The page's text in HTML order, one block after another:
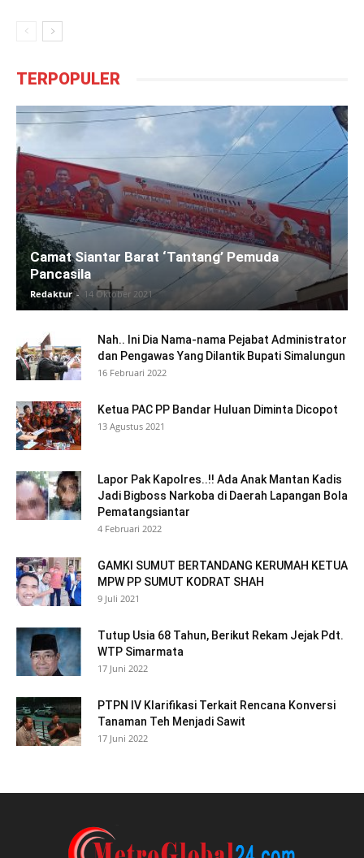
TERPOPULER
Camat Siantar Barat ‘Tantang’ Pemuda
Pancasila
Redaktur - 14 Oktober 2021
Nah.. Ini Dia Nama-nama Pejabat Administrator
dan Pengawas Yang Dilantik Bupati Simalungun
16 Februari 2022
Ketua PAC PP Bandar Huluan Diminta Dicopot
13 Agustus 2021
Lapor Pak Kapolres..!! Ada Anak Mantan Kadis
Jadi Bigboss Narkoba di Daerah Lapangan Bola
Pematangsiantar
4 Februari 2022
GAMKI SUMUT BERTANDANG KERUMAH KETUA
MPW PP SUMUT KODRAT SHAH
9 Juli 2021
Tutup Usia 68 Tahun, Berikut Rekam Jejak Pdt.
WTP Simarmata
17 Juni 2022
PTPN IV Klarifikasi Terkait Rencana Konversi
Tanaman Teh Menjadi Sawit
17 Juni 2022